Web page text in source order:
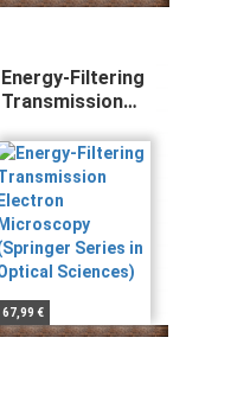
Energy-Filtering
Transmission
Microscopy
(Springer Series
in Optical
Sciences)
67,99 €